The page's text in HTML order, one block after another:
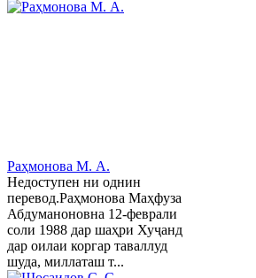
Раҳмонова М. А.
Недоступен ни однин
перевод.Раҳмонова Маҳфуза
Абдуманоновна 12-феврали
соли 1988 дар шаҳри Хуҷанд
дар оилаи коргар таваллуд
шуда, миллаташ т...